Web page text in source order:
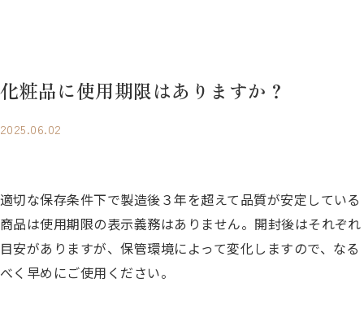
化粧品に​使用期限は​ありますか？
2025.06.02
適切な保存条件下で製造後３年を超えて品質が安定している
商品は使用期限の表示義務はありません。 開封後はそれぞれ
目安がありますが、保管環境によって変化しますので、なる
べく早めにご使用ください。